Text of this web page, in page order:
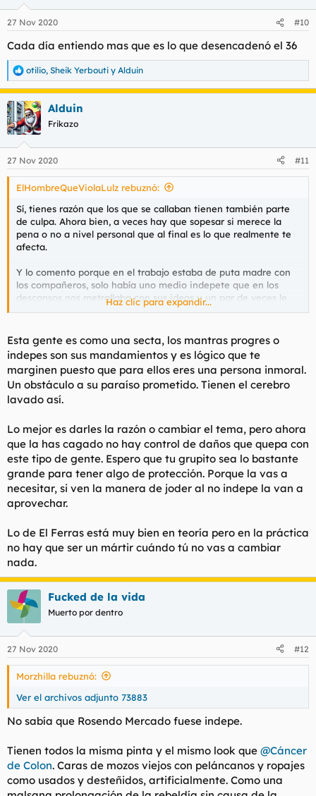
e
:
27 Nov 2020 #10
Cada día entiendo mas que es lo que desencadenó el 36
R
e
c
c
i
e
s
otilio, Sheik Yerbouti y Alduin
Alduin
Frikazo
27 Nov 2020 #11
ElHombreQueViolaLulz rebuznó:
Sí, tienes razón que los que se callaban tienen también parte
de culpa. Ahora bien, a veces hay que sopesar si merece la
pena o no a nivel personal que al final es lo que realmente te
afecta.
Y lo comento porque en el trabajo estaba de puta madre con
los compañeros, solo había uno medio indepete que en los
descansos nos metrallaba con sus ideas y un par de veces le
repliqué y desde entonces soy el facha y se han formado
siento mejor conmigo mismo, pero en el curro hay una tensión
que antes no existía.
La libertad de decir lo que piensas sin que eso implique
sentirse marginado, es lo que hemos perdido, si es que alguna
vez lo hemos tenido.
Haz clic para expandir...
Esta gente es como una secta, los mantras progres o
indepes son sus mandamientos y es lógico que te
marginen puesto que para ellos eres una persona inmoral.
Un obstáculo a su paraíso prometido. Tienen el cerebro
lavado así.
Lo mejor es darles la razón o cambiar el tema, pero ahora
que la has cagado no hay control de daños que quepa con
este tipo de gente. Espero que tu grupito sea lo bastante
grande para tener algo de protección. Porque la vas a
necesitar, si ven la manera de joder al no indepe la van a
aprovechar.
Lo de El Ferras está muy bien en teoría pero en la práctica
no hay que ser un mártir cuándo tú no vas a cambiar
nada.
Fucked de la vida
Muerto por dentro
27 Nov 2020 #12
Morzhilla rebuznó:
Ver el archivos adjunto 73883
No sabía que Rosendo Mercado fuese indepe.
Tienen todos la misma pinta y el mismo look que @Cáncer
de Colon. Caras de mozos viejos con peláncanos y ropajes
como usados y desteñidos, artificialmente. Como una